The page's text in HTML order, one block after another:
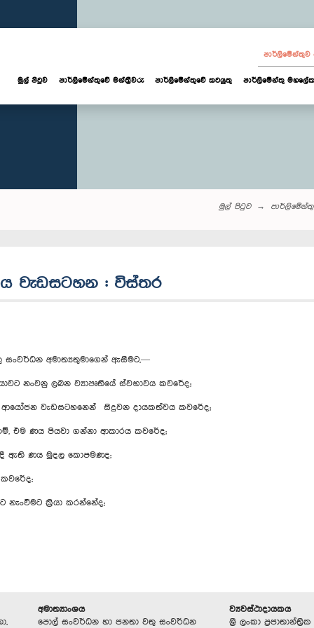
පාර්ලි‌මේන්තුව
මුල් පිටුව පාර්ලි‌මේන්තුවේ මන්ත්‍රීවරු පාර්ලිමේන්තුවේ කටයුතු පාර්ලිමේන්තු
මුල් පිටුව පාර්ලි‌මේන්තු‌
වැඩසටහන : විස්තර
අමාත්‍යතුමාගෙන් ඇසීමට,—
නංවනු ලබන ව්‍යාපෘතියේ ස්වභාවය කවරේද;
වැඩසටහනෙන් සිදුවන දායකත්වය කවරේද;
එම ණය පියවා ගන්නා ආකාරය කවරේද;
ඇති ණය මුදල කොපමණද;
ක්‍රියා කරන්නේද;
අමාත්‍යාංශය
පොල් සංවර්ධන හා ජනතා වතු සංවර්ධන
ව්‍යවස්ථාදායකය
ශ්‍රී ලංකා